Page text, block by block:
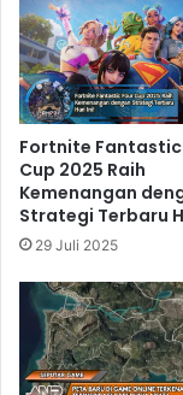
Fortnite Fantastic
Cup 2025 Raih
Kemenangan
Strategi Terbaru
29 Juli 2025